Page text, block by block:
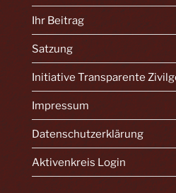
Ihr Beitrag
Satzung
Initiative Transparente
Impressum
Datenschutzerklärung
Aktivenkreis Login